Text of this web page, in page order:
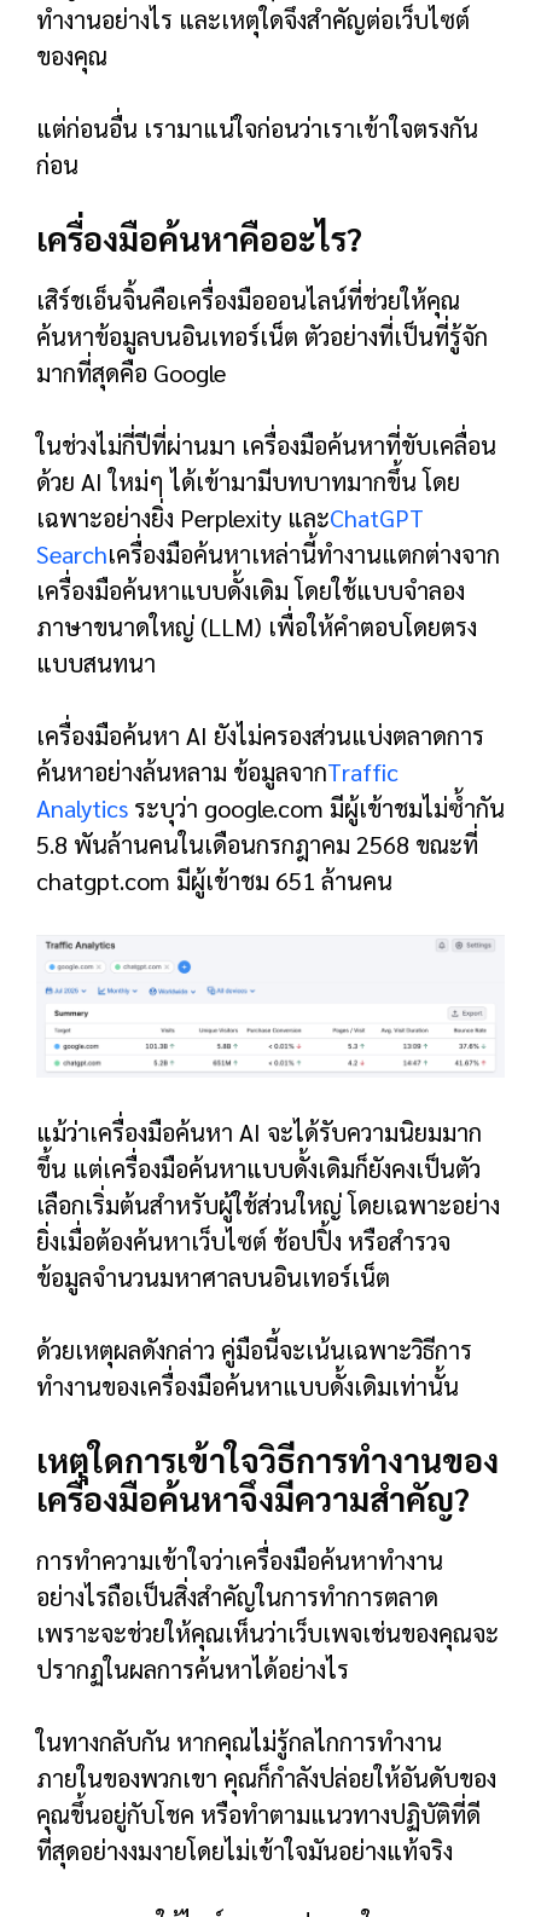
ทำงานอย่างไร และเหตุใดจึงสำคัญต่อเว็บไซต์
ของคุณ
แต่ก่อนอื่น เรามาแน่ใจก่อนว่าเราเข้าใจตรงกัน
ก่อน
เครื่องมือค้นหาคืออะไร?
เสิร์ชเอ็นจิ้นคือเครื่องมือออนไลน์ที่ช่วยให้คุณ
ค้นหาข้อมูลบนอินเทอร์เน็ต ตัวอย่างที่เป็นที่รู้จัก
มากที่สุดคือ Google
ในช่วงไม่กี่ปีที่ผ่านมา เครื่องมือค้นหาที่ขับเคลื่อน
ด้วย AI ใหม่ๆ ได้เข้ามามีบทบาทมากขึ้น โดย
เฉพาะอย่างยิ่ง Perplexity และChatGPT
Searchเครื่องมือค้นหาเหล่านี้ทำงานแตกต่างจาก
เครื่องมือค้นหาแบบดั้งเดิม โดยใช้แบบจำลอง
ภาษาขนาดใหญ่ (LLM) เพื่อให้คำตอบโดยตรง
แบบสนทนา
เครื่องมือค้นหา AI ยังไม่ครองส่วนแบ่งตลาดการ
ค้นหาอย่างล้นหลาม ข้อมูลจากTraffic
Analytics ระบุว่า google.com มีผู้เข้าชมไม่ซ้ำกัน
5.8 พันล้านคนในเดือนกรกฎาคม 2568 ขณะที่
chatgpt.com มีผู้เข้าชม 651 ล้านคน
แม้ว่าเครื่องมือค้นหา AI จะได้รับความนิยมมาก
ขึ้น แต่เครื่องมือค้นหาแบบดั้งเดิมก็ยังคงเป็นตัว
เลือกเริ่มต้นสำหรับผู้ใช้ส่วนใหญ่ โดยเฉพาะอย่าง
ยิ่งเมื่อต้องค้นหาเว็บไซต์ ช้อปปิ้ง หรือสำรวจ
ข้อมูลจำนวนมหาศาลบนอินเทอร์เน็ต
ด้วยเหตุผลดังกล่าว คู่มือนี้จะเน้นเฉพาะวิธีการ
ทำงานของเครื่องมือค้นหาแบบดั้งเดิมเท่านั้น
เหตุใดการเข้าใจวิธีการทำงานของ
เครื่องมือค้นหาจึงมีความสำคัญ?
การทำความเข้าใจว่าเครื่องมือค้นหาทำงาน
อย่างไรถือเป็นสิ่งสำคัญในการทำการตลาด
เพราะจะช่วยให้คุณเห็นว่าเว็บเพจเช่นของคุณจะ
ปรากฏในผลการค้นหาได้อย่างไร
ในทางกลับกัน หากคุณไม่รู้กลไกการทำงาน
ภายในของพวกเขา คุณก็กำลังปล่อยให้อันดับของ
คุณขึ้นอยู่กับโชค หรือทำตามแนวทางปฏิบัติที่ดี
ที่สุดอย่างงมงายโดยไม่เข้าใจมันอย่างแท้จริง